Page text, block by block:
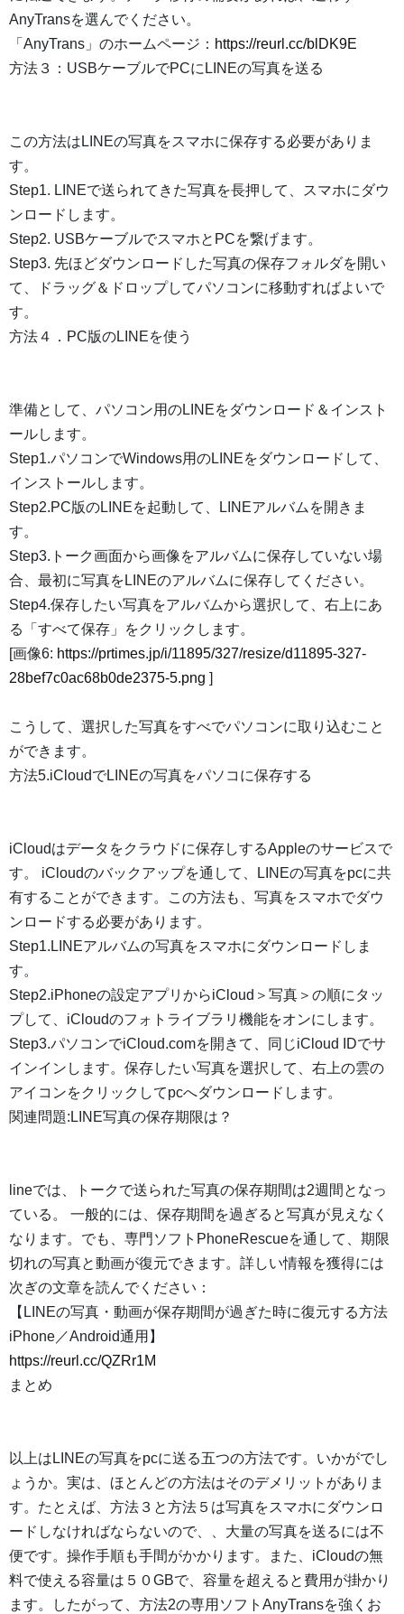
AnyTransを選んでください。
「AnyTrans」のホームページ： https://reurl.cc/blDK9E
方法３：USBケーブルでPCにLINEの写真を送る
この方法はLINEの写真をスマホに保存する必要がありま
す。
Step1. LINEで送られてきた写真を長押して、スマホにダウ
ンロードします。
Step2. USBケーブルでスマホとPCを繋げます。
Step3. 先ほどダウンロードした写真の保存フォルダを開い
て、ドラッグ＆ドロップしてパソコンに移動すればよいで
す。
方法４．PC版のLINEを使う
準備として、パソコン用のLINEをダウンロード＆インスト
ールします。
Step1.パソコンでWindows用のLINEをダウンロードして、
インストールします。
Step2.PC版のLINEを起動して、LINEアルバムを開きま
す。
Step3.トーク画面から画像をアルバムに保存していない場
合、最初に写真をLINEのアルバムに保存してください。
Step4.保存したい写真をアルバムから選択して、右上にあ
る「すべて保存」をクリックします。
[画像6: https://prtimes.jp/i/11895/327/resize/d11895-327-
28bef7c0ac68b0de2375-5.png ]
こうして、選択した写真をすべでパソコンに取り込むこと
ができます。
方法5.iCloudでLINEの写真をパソコに保存する
iCloudはデータをクラウドに保存しするAppleのサービスで
す。 iCloudのバックアップを通して、LINEの写真をpcに共
有することができます。この方法も、写真をスマホでダウ
ンロードする必要があります。
Step1.LINEアルバムの写真をスマホにダウンロードしま
す。
Step2.iPhoneの設定アプリからiCloud＞写真＞の順にタッ
プして、iCloudのフォトライブラリ機能をオンにします。
Step3.パソコンでiCloud.comを開きて、同じiCloud IDでサ
インインします。保存したい写真を選択して、右上の雲の
アイコンをクリックしてpcへダウンロードします。
関連問題:LINE写真の保存期限は？
lineでは、トークで送られた写真の保存期間は2週間となっ
ている。 一般的には、保存期間を過ぎると写真が見えなく
なります。でも、専門ソフトPhoneRescueを通して、期限
切れの写真と動画が復元できます。詳しい情報を獲得には
次ぎの文章を読んでください：
【LINEの写真・動画が保存期間が過ぎた時に復元する方法
iPhone／Android通用】
https://reurl.cc/QZRr1M
まとめ
以上はLINEの写真をpcに送る五つの方法です。いかがでし
ょうか。実は、ほとんどの方法はそのデメリットがありま
す。たとえば、方法３と方法５は写真をスマホにダウンロ
ードしなければならないので、、大量の写真を送るには不
便です。操作手順も手間がかかります。また、iCloudの無
料で使える容量は５０GBで、容量を超えると費用が掛かり
ます。したがって、方法2の専用ソフトAnyTransを強くお